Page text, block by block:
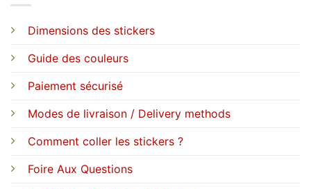
Dimensions des stickers
Guide des couleurs
Paiement sécurisé
Modes de livraison / Delivery methods
Comment coller les stickers ?
Foire Aux Questions